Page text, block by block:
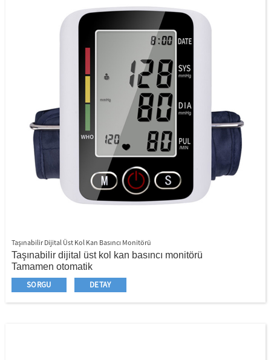
En son 3 kez ölçüm değeri için ortalama hesaplama
Düşük pil uyarı işlevi
Otomatik güç kapalı işlevi
Taşınabilir Dijital Üst Kol Kan Basıncı Monitörü
Taşınabilir dijital üst kol kan basıncı monitörü
Tamamen otomatik
Büyük LCD ekran
Kim belirtiyor
Rekabet fiyatı
SORGU DETAY